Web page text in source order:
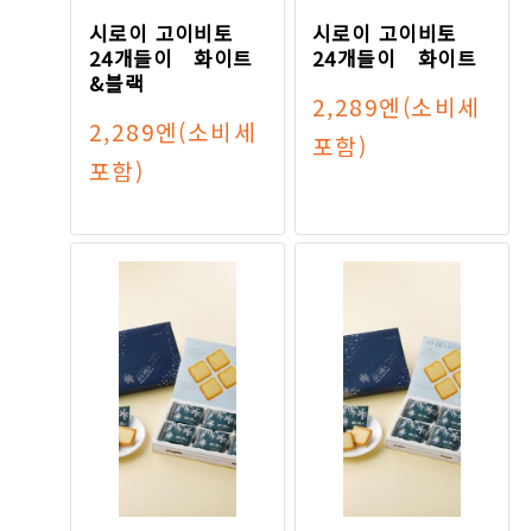
시로이 고이비토
24개들이 화이트
&블랙
2,289엔(소비세
포함)
시로이 고이비토
24개들이 화이트
2,289엔(소비세
포함)